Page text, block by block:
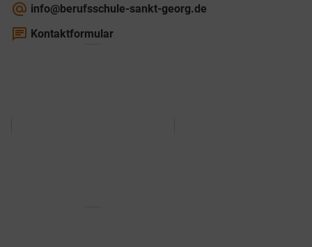
alternate_email info@berufsschule-sankt-georg.de
chat Kontaktformular